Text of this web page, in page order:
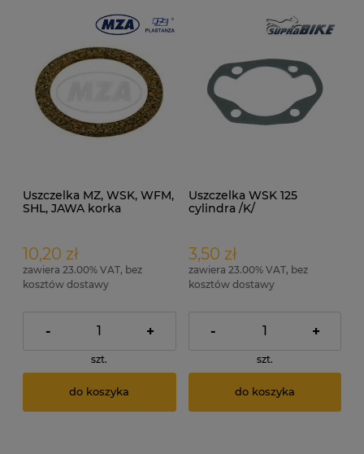
Uszczelka MZ, WSK, WFM,
SHL, JAWA korka
10,20 zł
zawiera 23.00% VAT, bez
kosztów dostawy
- +
szt.
do koszyka
Uszczelka WSK 125
cylindra /K/
3,50 zł
zawiera 23.00% VAT, bez
kosztów dostawy
- +
szt.
do koszyka